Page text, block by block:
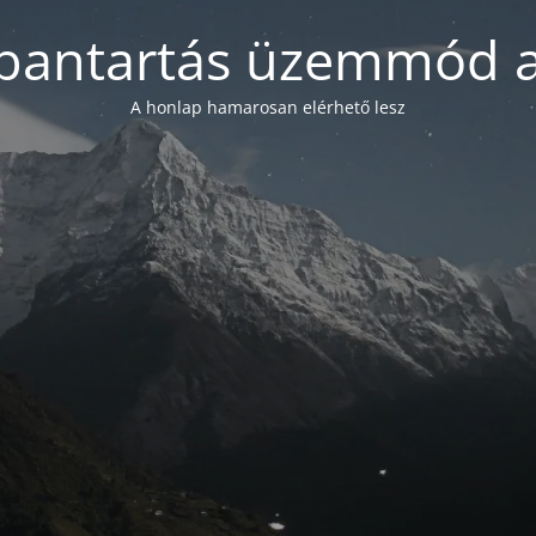
üzemmód
A honlap hamarosan elérhető lesz